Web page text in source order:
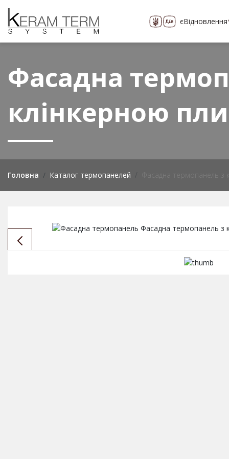
єВідновлення
Про компанію Каталог понад 400 видів
Фасадна
клінкерною
Головна Каталог термопанелей Фасадна термопанель з